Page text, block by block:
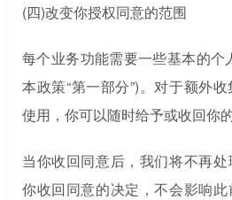
(四)改变你授权同意的范围
每个业务功能需要一些基本的个
本政策“第一部分”)。对于额外
使用，你可以随时给予或收回你
当你收回同意后，我们将不再
你收回同意的决定，不会影响